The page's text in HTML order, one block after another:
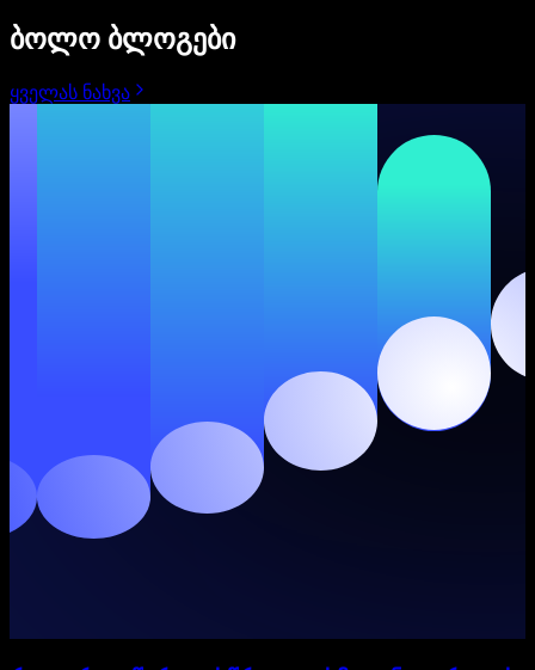
ბოლო ბლოგები
ყველას ნახვა